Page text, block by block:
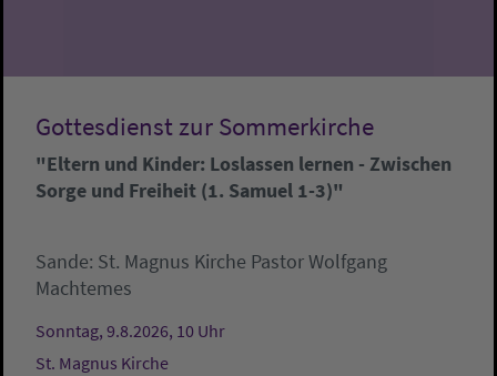
Gottesdienst zur Sommerkirche
"Eltern und Kinder: Loslassen lernen - Zwischen
Sorge und Freiheit (1. Samuel 1-3)"
Sande: St. Magnus Kirche Pastor Wolfgang
Machtemes
Sonntag, 9.8.2026, 10 Uhr
St. Magnus Kirche